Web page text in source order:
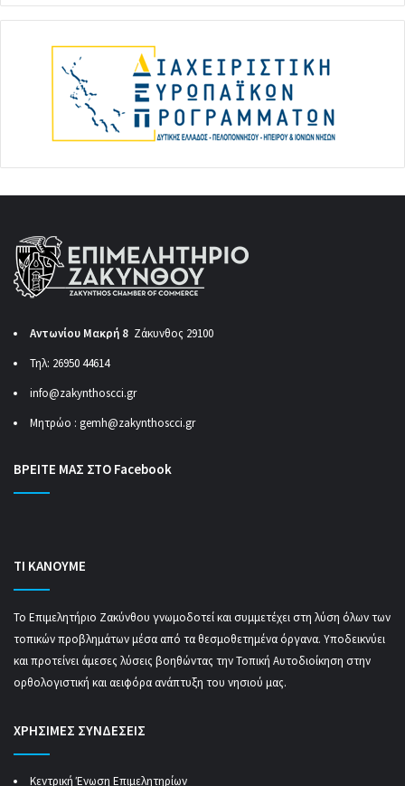
Αντωνίου Μακρή 8 Ζάκυνθος 29100
Τηλ: 26950 44614
info@zakynthoscci.gr
Μητρώο : gemh@zakynthoscci.gr
ΒΡΕΙΤΕ ΜΑΣ ΣΤΟ Facebook
ΤΙ ΚΑΝΟΥΜΕ
Το Επιμελητήριο Ζακύνθου γνωμοδοτεί και συμμετέχει στη λύση όλων των
τοπικών προβλημάτων μέσα από τα θεσμοθετημένα όργανα. Υποδεικνύει
και προτείνει άμεσες λύσεις βοηθώντας την Τοπική Αυτοδιοίκηση στην
ορθολογιστική και αειφόρα ανάπτυξη του νησιού μας.
ΧΡΗΣΙΜΕΣ ΣΥΝΔΕΣΕΙΣ
Κεντρική Ένωση Επιμελητηρίων